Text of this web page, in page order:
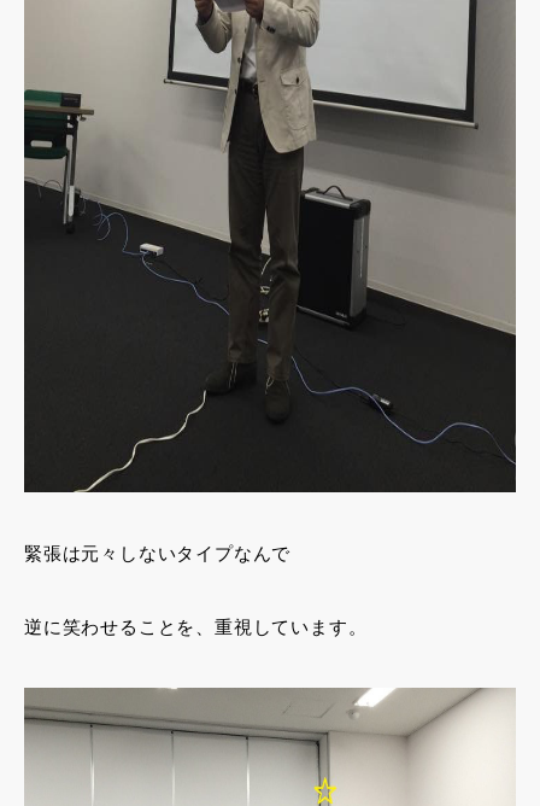
緊張は元々しないタイプなんで
逆に笑わせることを、重視しています。